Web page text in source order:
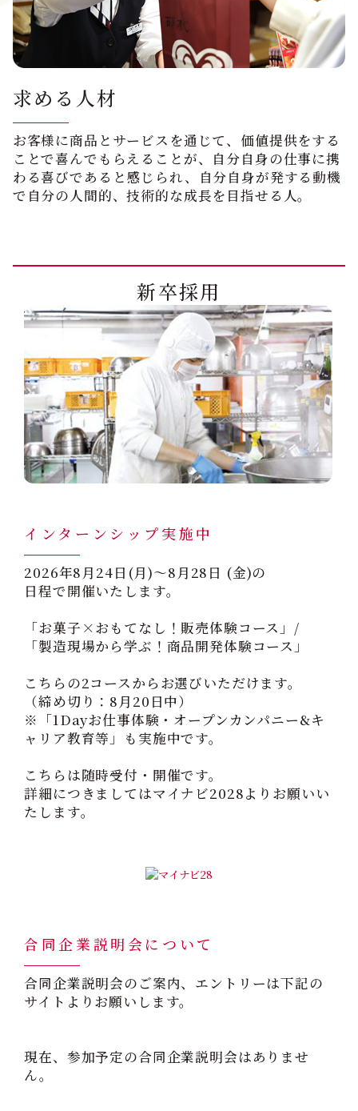
求める人材
お客様に商品とサービスを通じて、価値提供をする
ことで喜んでもらえることが、自分自身の仕事に携
わる喜びであると感じられ、自分自身が発する動機
で自分の人間的、技術的な成長を目指せる人。
新卒採用
インターンシップ実施中
2026年8月24日(月)～8月28日 (金)の
日程で開催いたします。
「お菓子×おもてなし！販売体験コース」/
「製造現場から学ぶ！商品開発体験コース」
こちらの2コースからお選びいただけます。
（締め切り：8月20日中）
※「1Dayお仕事体験・オープンカンパニー&キ
ャリア教育等」も実施中です。
こちらは随時受付・開催です。
詳細につきましてはマイナビ2028よりお願いい
たします。
合同企業説明会について
合同企業説明会のご案内、エントリーは下記の
サイトよりお願いします。
現在、参加予定の合同企業説明会はありませ
ん。